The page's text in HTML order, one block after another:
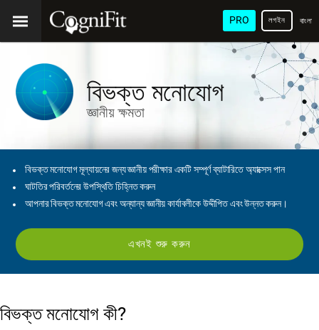
PRO বাংলা
লগইন
বিভক্ত মনোযোগ
জ্ঞানীয় ক্ষমতা
বিভক্ত মনোযোগ মূল্যায়নের জন্য জ্ঞানীয় পরীক্ষার একটি সম্পূর্ণ ব্যাটারিতে অ্যাক্সেস পান
ঘাটতির পরিবর্তনের উপস্থিতি চিহ্নিত করুন
আপনার বিভক্ত মনোযোগ এবং অন্যান্য জ্ঞানীয় কার্যাবলীকে উদ্দীপিত এবং উন্নত করুন।
এখনই শুরু করুন
বিভক্ত মনোযোগ কী?